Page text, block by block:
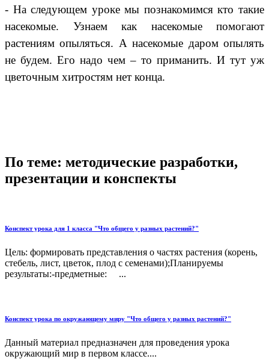
- На следующем уроке мы познакомимся кто такие
насекомые. Узнаем как насекомые помогают
растениям опыляться. А насекомые даром опылять
не будем. Его надо чем – то приманить. И тут уж
цветочным хитростям нет конца.
По теме: методические разработки,
презентации и конспекты
Конспект урока для 1 класса "Что общего у разных растений?"
Цель: формировать представления о частях растения (корень,
стебель, лист, цветок, плод с семенами);Планируемы
результаты:-предметные: ...
Конспект урока по окружающему миру "Что общего у разных растений?"
Данный материал предназначен для проведения урока
окружающий мир в первом классе....